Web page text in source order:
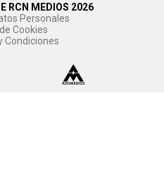
RCN MEDIOS 2026
Personales
Cookies
Condiciones